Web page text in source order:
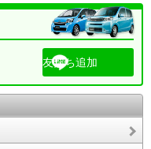
友だち追加